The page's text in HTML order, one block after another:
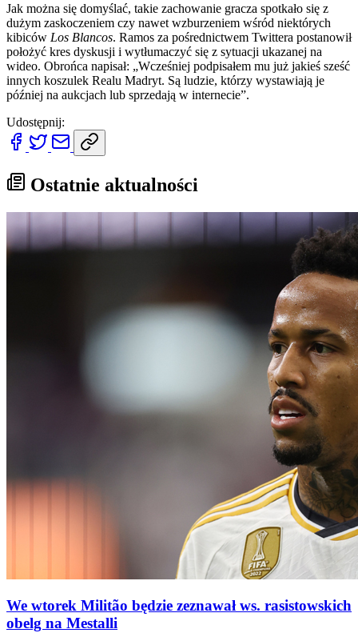
Jak można się domyślać, takie zachowanie gracza spotkało się z
dużym zaskoczeniem czy nawet wzburzeniem wśród niektórych
kibiców Los Blancos. Ramos za pośrednictwem Twittera postanowił
położyć kres dyskusji i wytłumaczyć się z sytuacji ukazanej na
wideo. Obrońca napisał: „Wcześniej podpisałem mu już jakieś sześć
innych koszulek Realu Madryt. Są ludzie, którzy wystawiają je
później na aukcjach lub sprzedają w internecie”.
Udostępnij:
Ostatnie aktualności
We wtorek Militão będzie zeznawał ws. rasistowskich
obelg na Mestalli